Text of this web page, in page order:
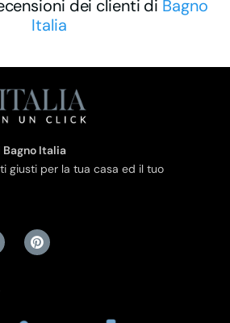
dei clienti di Bagno
Italia
Italia
giusti per la tua casa ed il tuo